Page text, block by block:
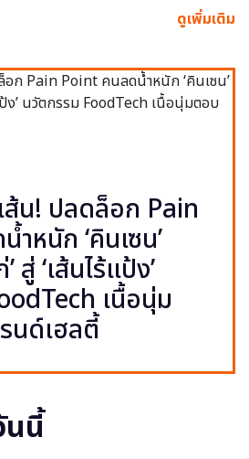
ดูเพิ่มเติม
น! ปลดล็อก Pain
หนัก ‘คินเซน’
สู่ ‘เส้นไร้แป้ง’
เนื้อนุ่ม
นด์เฮลตี้
นนี้